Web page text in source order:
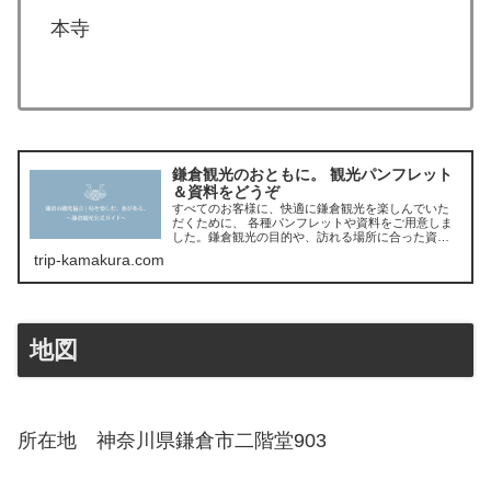
本寺
鎌倉観光のおともに。 観光パンフレット
＆資料をどうぞ
すべてのお客様に、快適に鎌倉観光を楽しんでいた
だくために、 各種パンフレットや資料をご用意しま
した。鎌倉観光の目的や、訪れる場所に合った資料
「
trip-kamakura.com
地図
所在地 神奈川県鎌倉市二階堂903